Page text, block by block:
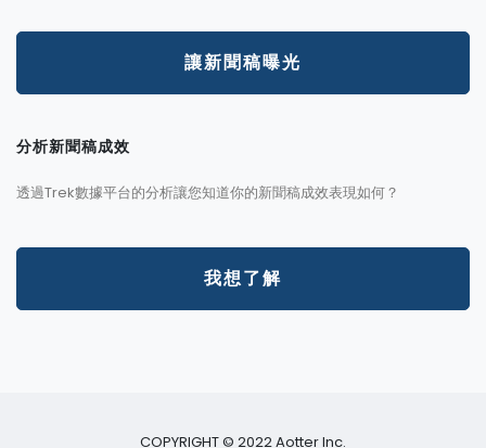
讓新聞稿曝光
分析新聞稿成效
透過Trek數據平台的分析讓您知道你的新聞稿成效表現如何？
我想了解
COPYRIGHT © 2022 Aotter Inc.